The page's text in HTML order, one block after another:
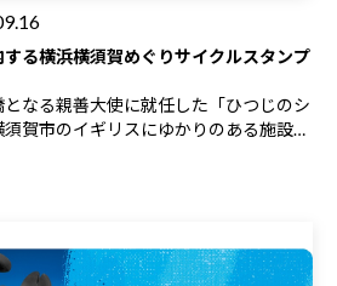
る横浜横須賀めぐりサイクルスタンプ
なる親善大使に就任した「ひつじのシ
賀市のイギリスにゆかりのある施設を
た方には、先着で2,000名様にオリジ
ントします。
参加するには、二次元コードの読み取